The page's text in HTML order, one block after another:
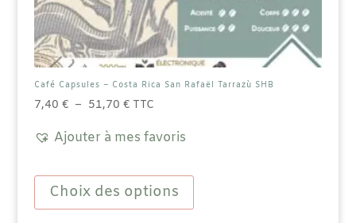
Café Capsules – Costa Rica San Rafaël Tarrazù SHB
7,40 € – 51,70 €Plage
prix :
à
51,70 €
TTC
Ajouter à mes favoris
Choix des options
produit
plusieurs